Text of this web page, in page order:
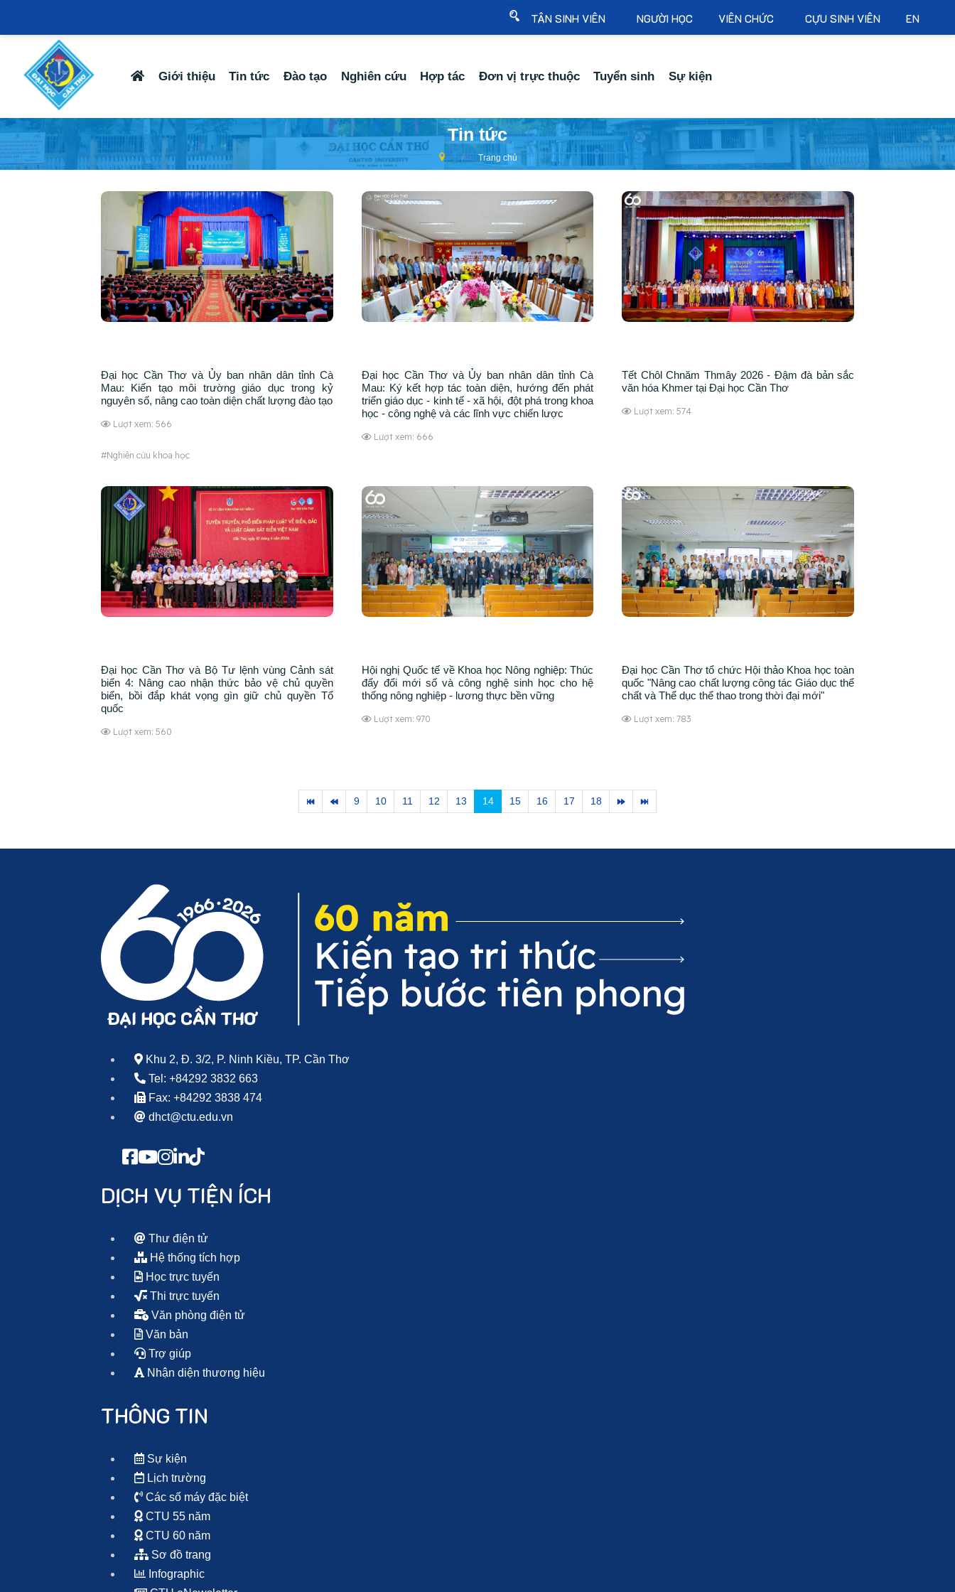
TÂN SINH VIÊN NGƯỜI HỌC VIÊN CHỨC CỰU SINH VIÊN EN
Giới thiệu Tin tức Đào tạo Nghiên cứu Hợp tác Đơn vị trực thuộc Tuyển sinh Sự kiện
Tin tức
Trang chủ
Đại học Cần Thơ và Ủy ban nhân dân tỉnh Cà
Mau: Kiến tạo môi trường giáo dục trong kỷ
nguyên số, nâng cao toàn diện chất lượng đào tạo
Lượt xem: 566
#Nghiên cứu khoa học
Đại học Cần Thơ và Ủy ban nhân dân tỉnh Cà
Mau: Ký kết hợp tác toàn diện, hướng đến phát
triển giáo dục - kinh tế - xã hội, đột phá trong khoa
học - công nghệ và các lĩnh vực chiến lược
Lượt xem: 666
Tết Chôl Chnăm Thmây 2026 - Đậm đà bản sắc
văn hóa Khmer tại Đại học Cần Thơ
Lượt xem: 574
Đại học Cần Thơ và Bộ Tư lệnh vùng Cảnh sát
biển 4: Nâng cao nhận thức bảo vệ chủ quyền
biển, bồi đắp khát vọng gìn giữ chủ quyền Tổ
quốc
Lượt xem: 560
Hội nghị Quốc tế về Khoa học Nông nghiệp: Thúc
đẩy đổi mới số và công nghệ sinh học cho hệ
thống nông nghiệp - lương thực bền vững
Lượt xem: 970
Đại học Cần Thơ tổ chức Hội thảo Khoa học toàn
quốc "Nâng cao chất lượng công tác Giáo dục thể
chất và Thể dục thể thao trong thời đại mới"
Lượt xem: 783
9 10 11 12 13 14 15 16 17 18
Khu 2, Đ. 3/2, P. Ninh Kiều, TP. Cần Thơ
Tel: +84292 3832 663
Fax: +84292 3838 474
dhct@ctu.edu.vn
DỊCH VỤ TIỆN ÍCH
Thư điện tử
Hệ thống tích hợp
Học trực tuyến
Thi trực tuyến
Văn phòng điện tử
Văn bản
Trợ giúp
Nhận diện thương hiệu
THÔNG TIN
Sự kiện
Lịch trường
Các số máy đặc biệt
CTU 55 năm
CTU 60 năm
Sơ đồ trang
Infographic